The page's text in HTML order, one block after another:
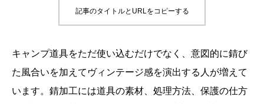
記事のタイトルとURLをコピーする
キャンプ道具をただ使い込むだけでなく、意図的に錆び
た風合いを加えてヴィンテージ感を演出する人が増えて
います。錆加工には道具の素材、処理方法、保護の仕方